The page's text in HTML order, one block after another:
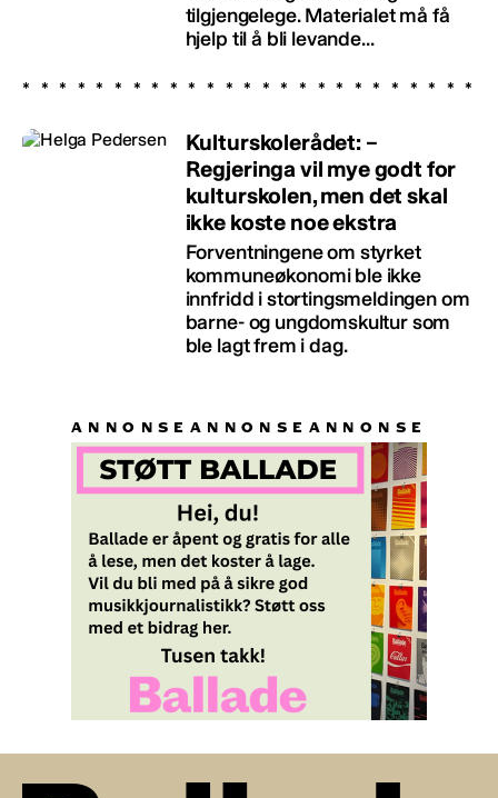
tilgjengelege. Materialet må få
hjelp til å bli levande...
Kulturskolerådet: –
Regjeringa vil mye godt for
kulturskolen, men det skal
ikke koste noe ekstra
Forventningene om styrket
kommuneøkonomi ble ikke
innfridd i stortingsmeldingen om
barne- og ungdomskultur som
ble lagt frem i dag.